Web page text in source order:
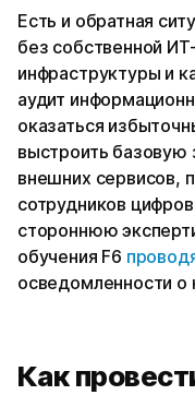
Есть и обратная
без собственной
инфраструктуры и
аудит
оказаться
выстроить базовую
внешних сервисов,
сотрудников
стороннюю
обучения F6
осведомленности о
Как